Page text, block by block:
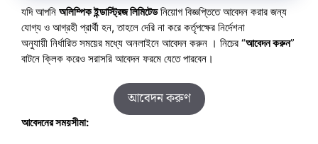
যদি আপনি অলিম্পিক ইন্ডাস্ট্রিজ লিমিটেডনিয়োগ বিজ্ঞপ্তিতে আবেদন করার জন্য
যোগ্য ও আগ্রহী প্রার্থী হন, তাহলে দেরি না করে কর্তৃপক্ষের নির্দেশনা
অনুযায়ী নির্ধারিত সময়ের মধ্যে অনলাইনে আবেদন করুন । নিচের “আবেদন করুন”
বাটনে ক্লিক করেও সরাসরি আবেদন ফরমে যেতে পারবেন।
আবেদন করুণ
আবেদনের সময়সীমা: